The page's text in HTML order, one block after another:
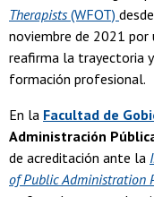
Therapists(WFOT)
noviembre de 2021 por
reafirma la trayectoria
formación profesional.
En la Facultad de
Administración
de acreditación ante la
of Public Administration